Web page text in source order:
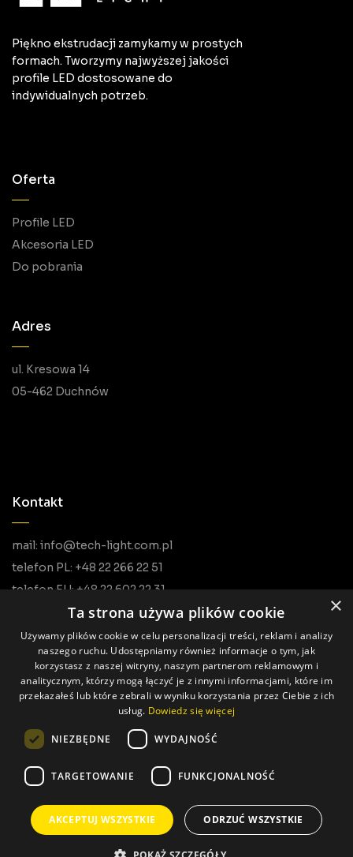
Piękno ekstrudacji zamykamy w prostych
formach. Tworzymy najwyższej jakości
profile LED dostosowane do
indywidualnych potrzeb.
Oferta
Profile LED
Akcesoria LED
Do pobrania
Adres
ul. Kresowa 14
05-462 Duchnów
Kontakt
mail: info@tech-light.com.pl
telefon PL: +48 22 266 22 51
telefon EU: +48 22 602 22 31
Wszystkie prawa zastrzeżone © Tech Light
Realizacja: Pageart
×
Ta strona używa plików cookie
Używamy plików cookie w celu personalizacji treści, reklam i analizy
naszego ruchu. Udostępniamy również informacje o tym, jak
korzystasz z naszej witryny, naszym partnerom reklamowym i
analitycznym, którzy mogą łączyć je z innymi informacjami, które im
przekazałeś lub które zebrali w wyniku korzystania przez Ciebie z ich
usług. Dowiedz się więcej
NIEZBĘDNE WYDAJNOŚĆ
TARGETOWANIE FUNKCJONALNOŚĆ
AKCEPTUJ WSZYSTKIE ODRZUĆ WSZYSTKIE